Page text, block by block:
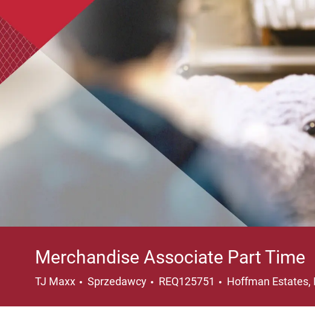
Merchandise Associate Part Time
TJ Maxx Kategoria
Sprzedawcy REQ125751 Lokalizacja
Hoffman Estates,